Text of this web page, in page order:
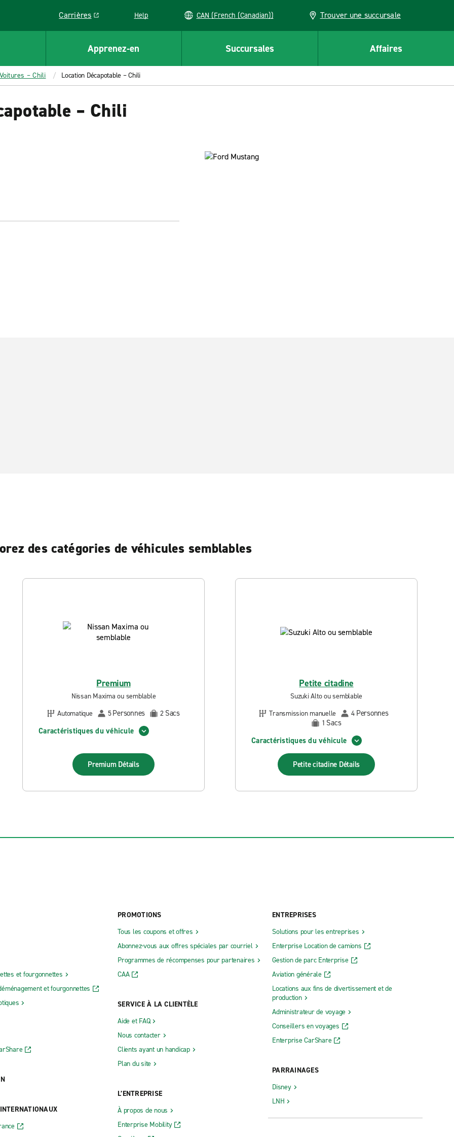
Carrières
Link opens in a new window
Help CAN (French (Canadian)) Trouver une succursale
Apprenez-en Succursales Affaires
– Chili Location Décapotable – Chili
– Chili
des catégories de véhicules semblables
Premium
Nissan Maxima ou semblable
Automatique
5Personnes 2 Sacs
Caractéristiques du véhicule
Premium Détails
Petite citadine
Suzuki Alto ou semblable
Transmission manuelle
4 Personnes
1 Sacs
Caractéristiques du véhicule
Petite citadine Détails
et fourgonnettes
et fourgonnettes
PROMOTIONS
Tous les coupons et offres
Abonnez-vous aux offres spéciales par courriel
Programmes de récompenses pour partenaires
CAA
SERVICE À LA CLIENTÈLE
Aide et FAQ
Nous contacter
Clients ayant un handicap
Plan du site
L’ENTREPRISE
À propos de nous
Enterprise Mobility
ENTREPRISES
Solutions pour les entreprises
Enterprise Location de camions
Gestion de parc Enterprise
Aviation générale
Locations aux fins de divertissement et de
production
Administrateur de voyage
Conseillers en voyages
Enterprise CarShare
PARRAINAGES
Disney
LNH